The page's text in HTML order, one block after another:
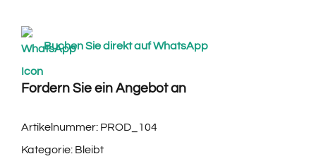
Buchen Sie direkt auf WhatsApp
Fordern Sie ein Angebot an
Artikelnummer: PROD_104
Kategorie: Bleibt